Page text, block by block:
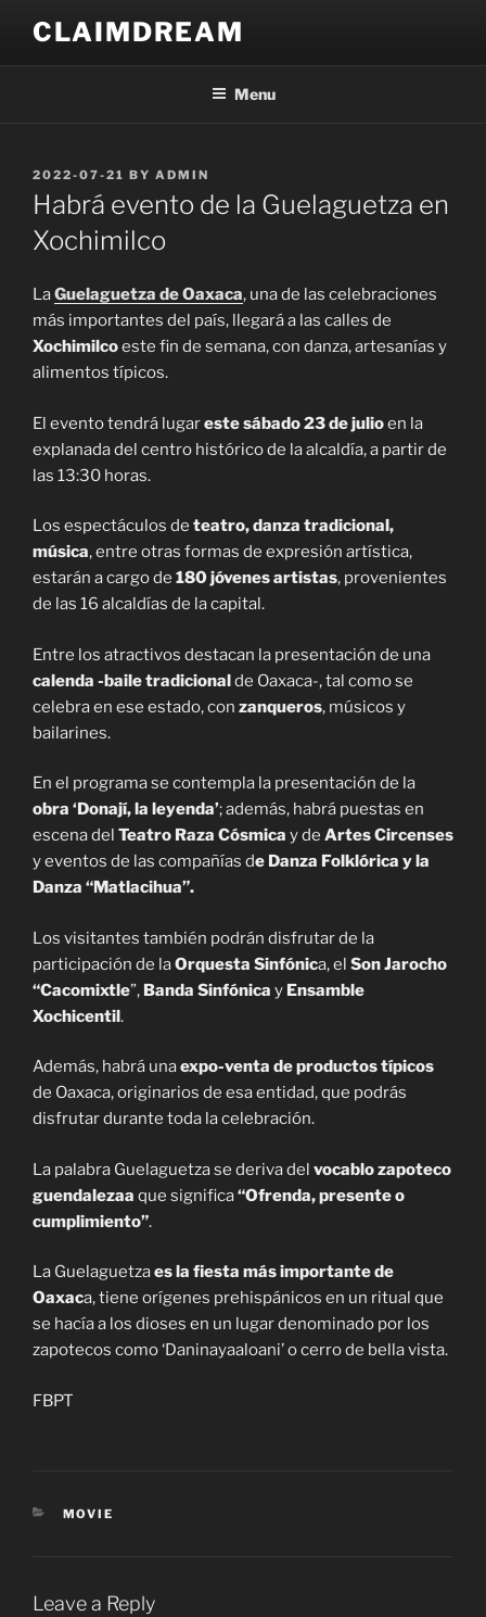
content
CLAIMDREAM
Menu
POSTED
ON
2022-07-21 BY ADMIN
Habrá evento de la Guelaguetza en
Xochimilco
LaGuelaguetza de Oaxaca, una de las celebraciones
más importantes del país, llegará a las calles de
Xochimilcoeste fin de semana, con danza, artesanías y
alimentos típicos.
El evento tendrá lugareste sábado 23 de julioen la
explanada del centro histórico de la alcaldía, a partir de
las 13:30 horas.
Los espectáculos de teatro, danza tradicional,
música, entre otras formas de expresión artística,
estarán a cargo de 180 jóvenes artistas, provenientes
de las 16 alcaldías de la capital.
Entre los atractivos destacan la presentación de una
calenda -baile tradicionalde Oaxaca-, tal como se
celebra en ese estado, con zanqueros, músicos y
bailarines.
En el programa se contempla la presentación de la
obra ‘Donají, la leyenda’; además, habrá puestas en
escena del Teatro Raza Cósmica y de Artes Circenses
y eventos de las compañías de Danza Folklórica y la
Danza “Matlacihua”.
Los visitantes también podrán disfrutar de la
participación de laOrquesta Sinfónica, el Son Jarocho
“Cacomixtle”, Banda Sinfónica y Ensamble
Xochicentil.
Además, habrá unaexpo-venta de productos típicos
de Oaxaca, originarios de esa entidad, que podrás
disfrutar durante toda la celebración.
La palabra Guelaguetza se deriva del vocablo zapoteco
guendalezaa que significa“Ofrenda, presente o
cumplimiento”.
La Guelaguetzaes la fiesta más importante de
Oaxaca, tiene orígenes prehispánicos en un ritual que
se hacía a los dioses en un lugar denominado por los
zapotecos como ‘Daninayaaloani’ o cerro de bella vista.
FBPT
CATEGORIES
MOVIE
Leave a Reply